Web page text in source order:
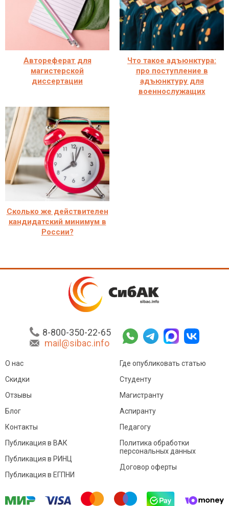
Автореферат для
магистерской
диссертации
Что такое адъюнктура:
про поступление в
адъюнктуру для
военнослужащих
Сколько же действителен
кандидатский минимум в
России?
8-800-350-22-65
mail@sibac.info
О нас
Скидки
Отзывы
Блог
Контакты
Где опубликовать статью
Студенту
Магистранту
Аспиранту
Педагогу
Публикация в ВАК
Публикация в РИНЦ
Публикация в ЕГПНИ
Политика обработки
персональных данных
Договор оферты